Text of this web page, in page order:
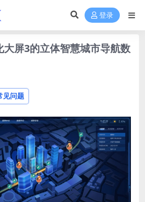
登录
大屏3的立体智慧城市导航数
见问题